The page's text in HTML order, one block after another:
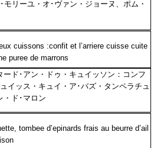
モリーユ・オ･ヴァン・ジョーヌ、ポム・
cuissons :confit et l’arriere cuisse cuite
puree de marrons
ード･アン・ドゥ・キュイッソン：コンフ
イッス・キュイ・ア･バズ・タンペラチュ
・ド･マロン
tombee d’epinards frais au beurre d’ail